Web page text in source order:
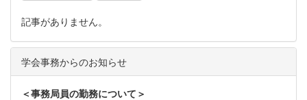
記事がありません。
学会事務からのお知らせ
＜事務局員の勤務について＞